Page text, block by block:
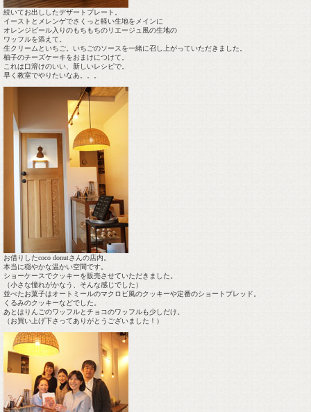
続いてお出ししたデザートプレート。
イーストとメレンゲでさくっと軽い生地をメインに
オレンジピール入りのもちもちのリエージュ風の生地の
ワッフルを添えて。
生クリームといちご。いちごのソースを一緒に召し上がっていただきました。
柚子のチーズケーキをおまけにつけて。
これは口溶けのいい、新しいレシピで。
早く教室でやりたいなあ。。。
お借りしたcoco donutさんの店内。
本当に穏やかな温かい空間です。
ショーケースでクッキーを販売させていただきました。
（小さな憧れがかなう、そんな感じでした）
並べたお菓子はオートミールのマクロビ風のクッキーや定番のショートブレッド。
くるみのクッキーなどでした。
あとはりんごのワッフルとチョコのワッフルも少しだけ。
（お買い上げ下さってありがとうございました！）